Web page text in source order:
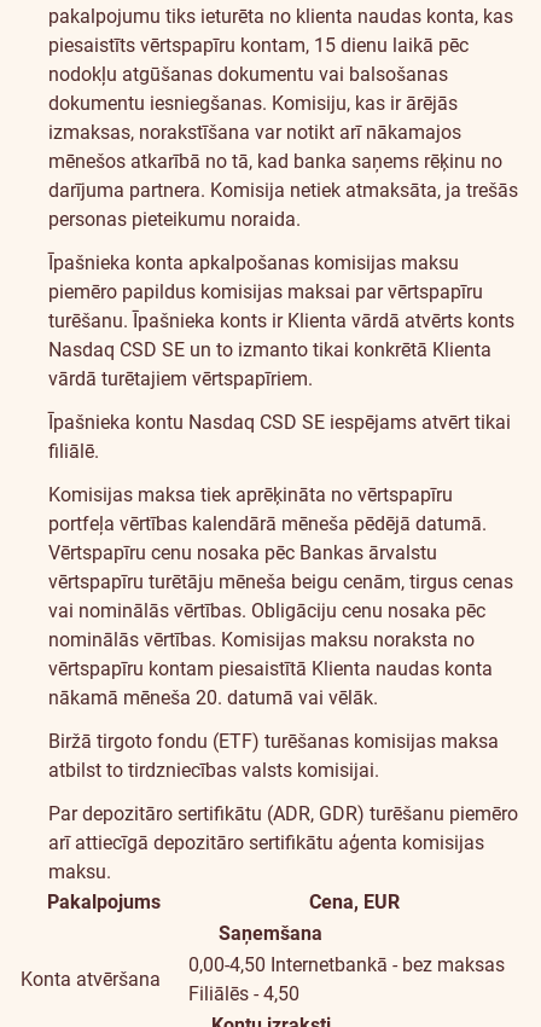
pakalpojumu tiks ieturēta no klienta naudas konta, kas
piesaistīts vērtspapīru kontam, 15 dienu laikā pēc
nodokļu atgūšanas dokumentu vai balsošanas
dokumentu iesniegšanas. Komisiju, kas ir ārējās
izmaksas, norakstīšana var notikt arī nākamajos
mēnešos atkarībā no tā, kad banka saņems rēķinu no
darījuma partnera. Komisija netiek atmaksāta, ja trešās
personas pieteikumu noraida.
Īpašnieka konta apkalpošanas komisijas maksu
piemēro papildus komisijas maksai par vērtspapīru
turēšanu. Īpašnieka konts ir Klienta vārdā atvērts konts
Nasdaq CSD SE un to izmanto tikai konkrētā Klienta
vārdā turētajiem vērtspapīriem.
Īpašnieka kontu Nasdaq CSD SE iespējams atvērt tikai
filiālē.
Komisijas maksa tiek aprēķināta no vērtspapīru
portfeļa vērtības kalendārā mēneša pēdējā datumā.
Vērtspapīru cenu nosaka pēc Bankas ārvalstu
vērtspapīru turētāju mēneša beigu cenām, tirgus cenas
vai nominālās vērtības. Obligāciju cenu nosaka pēc
nominālās vērtības. Komisijas maksu noraksta no
vērtspapīru kontam piesaistītā Klienta naudas konta
nākamā mēneša 20. datumā vai vēlāk.
Biržā tirgoto fondu (ETF) turēšanas komisijas maksa
atbilst to tirdzniecības valsts komisijai.
Par depozitāro sertifikātu (ADR, GDR) turēšanu piemēro
arī attiecīgā depozitāro sertifikātu aģenta komisijas
maksu.
Pakalpojums
Cena, EUR
Saņemšana
Konta atvēršana
0,00-4,50 Internetbankā - bez maksas
Filiālēs - 4,50